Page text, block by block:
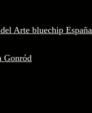
Arte bluechip España
Gonród